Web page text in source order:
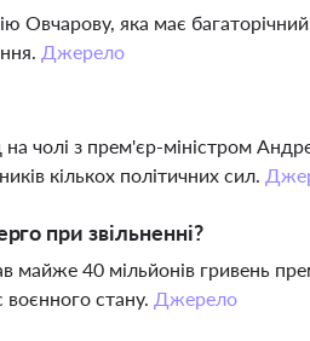
яка має
Джерело
чолі з прем'єр-міністром
кількох політичних сил.
при звільненні?
40 мільйонів гривень
стану. Джерело